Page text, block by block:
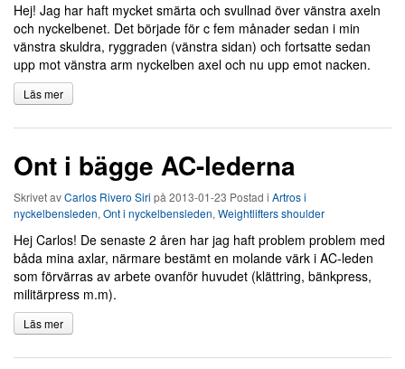
Hej! Jag har haft mycket smärta och svullnad över vänstra axeln
och nyckelbenet. Det började för c fem månader sedan i min
vänstra skuldra, ryggraden (vänstra sidan) och fortsatte sedan
upp mot vänstra arm nyckelben axel och nu upp emot nacken.
Läs mer
Ont i bägge AC-lederna
Skrivet avCarlos Rivero Siri på 2013-01-23 Postad i Artros i
nyckelbensleden, Ont i nyckelbensleden, Weightlifters shoulder
Hej Carlos! De senaste 2 åren har jag haft problem problem med
båda mina axlar, närmare bestämt en molande värk i AC-leden
som förvärras av arbete ovanför huvudet (klättring, bänkpress,
militärpress m.m).
Läs mer